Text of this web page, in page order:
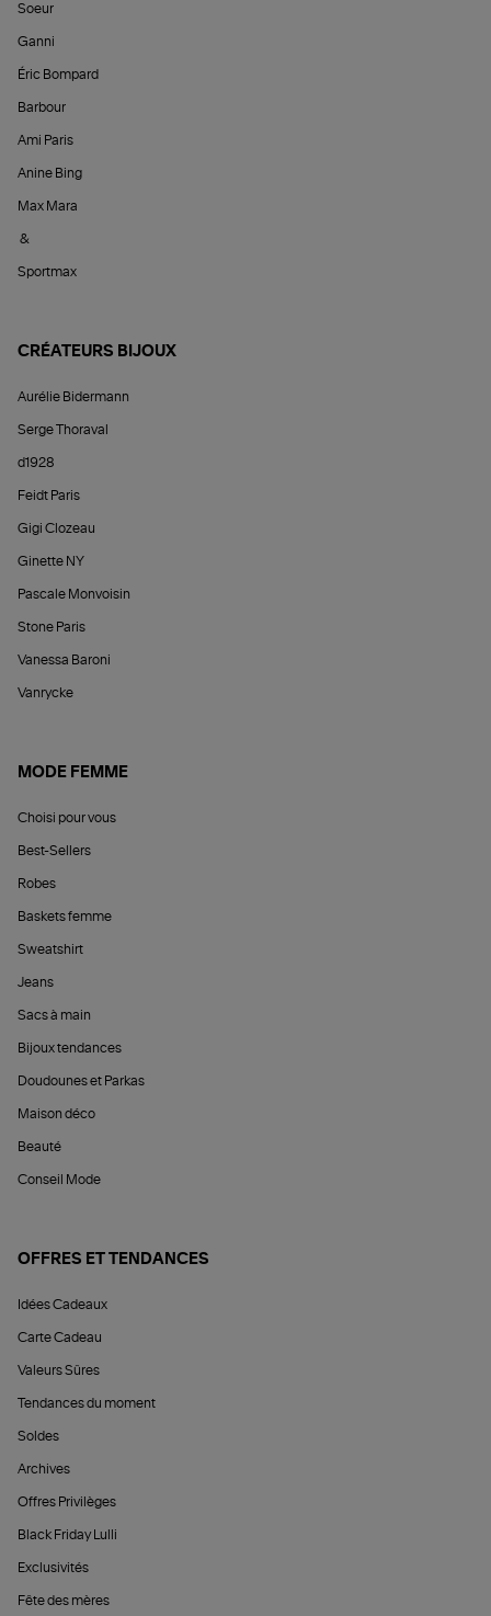
Soeur
Ganni
Éric Bompard
Barbour
Ami Paris
Anine Bing
Max Mara
&
Sportmax
CRÉATEURS BIJOUX
Aurélie Bidermann
Serge Thoraval
d1928
Feidt Paris
Gigi Clozeau
Ginette NY
Pascale Monvoisin
Stone Paris
Vanessa Baroni
Vanrycke
MODE FEMME
Choisi pour vous
Best-Sellers
Robes
Baskets femme
Sweatshirt
Jeans
Sacs à main
Bijoux tendances
Doudounes et Parkas
Maison déco
Beauté
Conseil Mode
OFFRES ET TENDANCES
Idées Cadeaux
Carte Cadeau
Valeurs Sûres
Tendances du moment
Soldes
Archives
Offres Privilèges
Black Friday Lulli
Exclusivités
Fête des mères